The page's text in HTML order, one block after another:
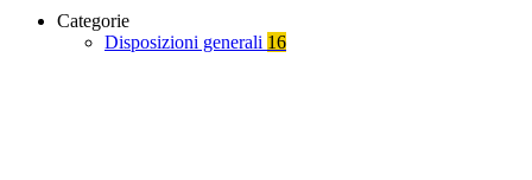
Categorie
Disposizioni generali 16